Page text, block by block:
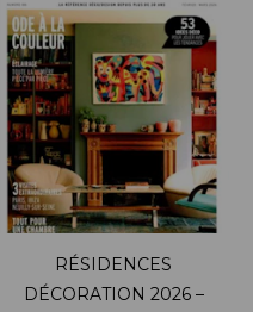
RÉSIDENCES
DÉCORATION 2026 –